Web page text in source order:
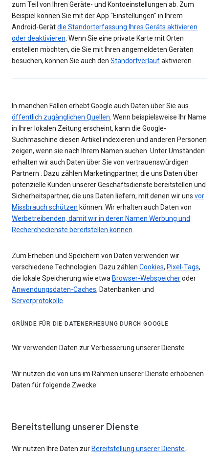
zum Teil von Ihren Geräte- und Kontoeinstellungen ab. Zum
Beispiel können Sie mit der App "Einstellungen" in Ihrem
Android-Gerätdie Standorterfassung Ihres Geräts aktivieren
oder deaktivieren. Wenn Sie eine private Karte mit Orten
erstellen möchten, die Sie mit Ihren angemeldeten Geräten
besuchen, können Sie auch den Standortverlaufaktivieren.
In manchen Fällen erhebt Google auch Daten über Sie aus
öffentlich zugänglichen Quellen. Wenn beispielsweise Ihr Name
in Ihrer lokalen Zeitung erscheint, kann die Google-
Suchmaschine diesen Artikel indexieren und anderen Personen
zeigen, wenn sie nach Ihrem Namen suchen. Unter Umständen
erhalten wir auch Daten über Sie von vertrauenswürdigen
Partnern . Dazu zählen Marketingpartner, die uns Daten über
potenzielle Kunden unserer Geschäftsdienste bereitstellen und
Sicherheitspartner, die uns Daten liefern, mit denen wir uns vor
Missbrauch schützen können. Wir erhalten auch Daten von
Werbetreibenden, damit wir in deren Namen Werbung und
Recherchedienste bereitstellen können.
Zum Erheben und Speichern von Daten verwenden wir
verschiedene Technologien. Dazu zählen Cookies, Pixel-Tags,
die lokale Speicherung wie etwa Browser-Webspeicheroder
Anwendungsdaten-Caches, Datenbanken und
Serverprotokolle.
GRÜNDE FÜR DIE DATENERHEBUNG DURCH GOOGLE
Wir verwenden Daten zur Verbesserung unserer Dienste
Wir nutzen die von uns im Rahmen unserer Dienste erhobenen
Daten für folgende Zwecke:
Bereitstellung unserer Dienste
Wir nutzen Ihre Daten zur Bereitstellung unserer Dienste